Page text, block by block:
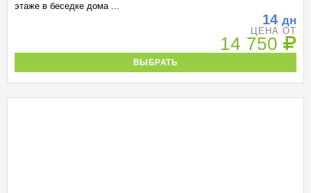
этаже в беседке дома ...
14 дн
ЦЕНА ОТ
14 750
ВЫБРАТЬ